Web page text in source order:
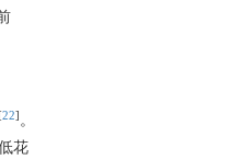
[22] 。
花